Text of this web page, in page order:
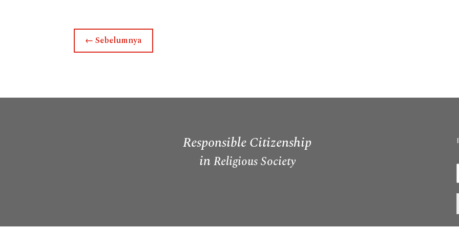
←Sebelumnya
Responsible Citizenship
inReligious Society
I